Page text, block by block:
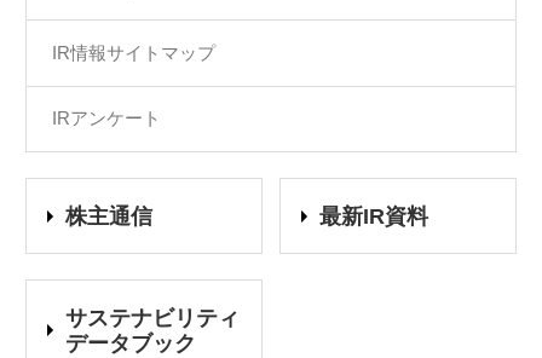
IR情報サイトマップ
IRアンケート
株主通信 最新IR資料
サステナビリティ
データブック